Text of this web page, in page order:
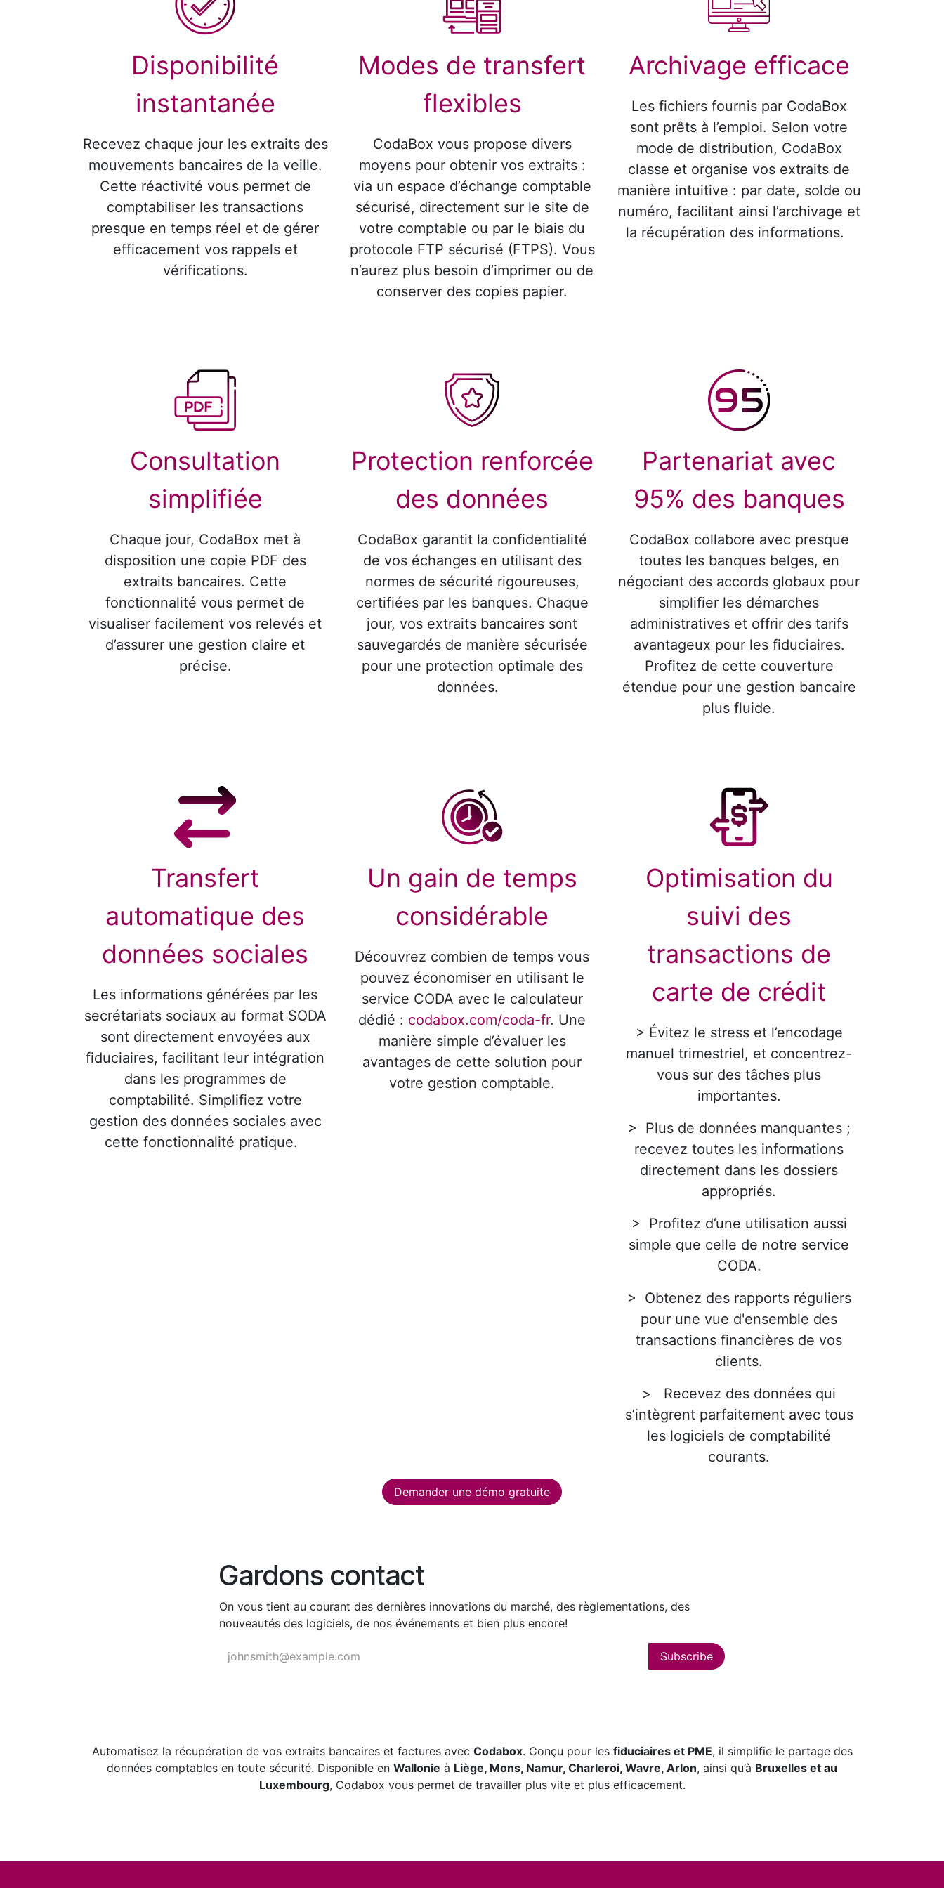
Disponibilité
instantanée
Recevez chaque jour les extraits des
mouvements bancaires de la veille.
Cette réactivité vous permet de
comptabiliser les transactions
presque en temps réel et de gérer
efficacement vos rappels et
vérifications.
Modes de transfert
flexibles
CodaBox vous propose divers
moyens pour obtenir vos extraits :
via un espace d’échange comptable
sécurisé, directement sur le site de
votre comptable ou par le biais du
protocole FTP sécurisé (FTPS). Vous
n’aurez plus besoin d’imprimer ou de
conserver des copies papier.
Archivage efficace
Les fichiers fournis par CodaBox
sont prêts à l’emploi. Selon votre
mode de distribution, CodaBox
classe et organise vos extraits de
manière intuitive : par date, solde ou
numéro, facilitant ainsi l’archivage et
la récupération des informations.
Consultation
simplifiée
Chaque jour, CodaBox met à
disposition une copie PDF des
extraits bancaires. Cette
fonctionnalité vous permet de
visualiser facilement vos relevés et
d’assurer une gestion claire et
précise.
Protection renforcée
des données
CodaBox garantit la confidentialité
de vos échanges en utilisant des
normes de sécurité rigoureuses,
certifiées par les banques. Chaque
jour, vos extraits bancaires sont
sauvegardés de manière sécurisée
pour une protection optimale des
données.
Partenariat avec
95% des banques
CodaBox collabore avec presque
toutes les banques belges, en
négociant des accords globaux pour
simplifier les démarches
administratives et offrir des tarifs
avantageux pour les fiduciaires.
Profitez de cette couverture
étendue pour une gestion bancaire
plus fluide.
Transfert
automatique des
données sociales
Les informations générées par les
secrétariats sociaux au format SODA
sont directement envoyées aux
fiduciaires, facilitant leur intégration
dans les programmes de
comptabilité. Simplifiez votre
gestion des données sociales avec
cette fonctionnalité pratique.
Un gain de temps
considérable
Découvrez combien de temps vous
pouvez économiser en utilisant le
service CODA avec le calculateur
dédié : codabox.com/coda-fr. Une
manière simple d’évaluer les
avantages de cette solution pour
votre gestion comptable.
Optimisation du
suivi des
transactions de
carte de crédit
> Évitez le stress et l’encodage
manuel trimestriel, et concentrez-
vous sur des tâches plus
importantes.
> Plus de données manquantes ;
recevez toutes les informations
directement dans les dossiers
appropriés.
> Profitez d’une utilisation aussi
simple que celle de notre service
CODA.
> Obtenez des rapports réguliers
pour une vue d'ensemble des
transactions financières de vos
clients.
> Recevez des données qui
s’intègrent parfaitement avec tous
les logiciels de comptabilité
courants.
Demander une démo gratuite
Gardons contact
On vous tient au courant des dernières innovations du marché, des règlementations, des
nouveautés des logiciels, de nos événements et bien plus encore!
Subscribe
Automatisez la récupération de vos extraits bancaires et factures avec Codabox. Conçu pour les fiduciaires et PME, il simplifie le partage des
données comptables en toute sécurité. Disponible en Wallonie à Liège, Mons, Namur, Charleroi, Wavre, Arlon, ainsi qu’à Bruxelles et au
Luxembourg, Codabox vous permet de travailler plus vite et plus efficacement.